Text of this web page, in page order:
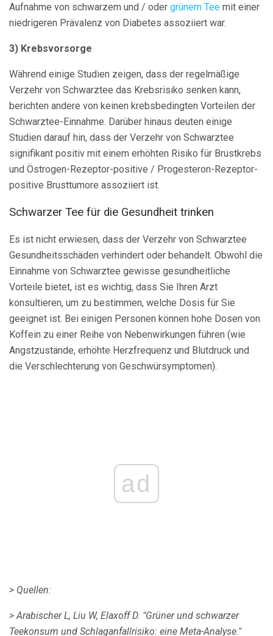
Aufnahme von schwarzem und / oder grünem Tee mit einer
niedrigeren Prävalenz von Diabetes assoziiert war.
3) Krebsvorsorge
Während einige Studien zeigen, dass der regelmäßige
Verzehr von Schwarztee das Krebsrisiko senken kann,
berichten andere von keinen krebsbedingten Vorteilen der
Schwarztee-Einnahme. Darüber hinaus deuten einige
Studien darauf hin, dass der Verzehr von Schwarztee
signifikant positiv mit einem erhöhten Risiko für Brustkrebs
und Östrogen-Rezeptor-positive / Progesteron-Rezeptor-
positive Brusttumore assoziiert ist.
Schwarzer Tee für die Gesundheit trinken
Es ist nicht erwiesen, dass der Verzehr von Schwarztee
Gesundheitsschäden verhindert oder behandelt. Obwohl die
Einnahme von Schwarztee gewisse gesundheitliche
Vorteile bietet, ist es wichtig, dass Sie Ihren Arzt
konsultieren, um zu bestimmen, welche Dosis für Sie
geeignet ist. Bei einigen Personen können hohe Dosen von
Koffein zu einer Reihe von Nebenwirkungen führen (wie
Angstzustände, erhöhte Herzfrequenz und Blutdruck und
die Verschlechterung von Geschwürsymptomen).
ad
> Quellen:
> Arabischer L, Liu W, Elaxoff D. "Grüner und schwarzer
Teekonsum und Schlaganfallrisiko: eine Meta-Analyse."